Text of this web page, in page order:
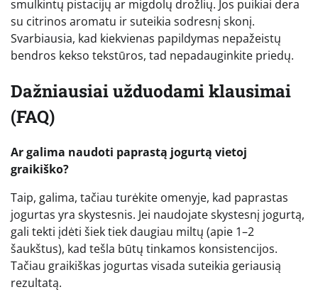
smulkintų pistacijų ar migdolų drožlių. Jos puikiai dera
su citrinos aromatu ir suteikia sodresnį skonį.
Svarbiausia, kad kiekvienas papildymas nepažeistų
bendros kekso tekstūros, tad nepadauginkite priedų.
Dažniausiai užduodami klausimai
(FAQ)
Ar galima naudoti paprastą jogurtą vietoj
graikiško?
Taip, galima, tačiau turėkite omenyje, kad paprastas
jogurtas yra skystesnis. Jei naudojate skystesnį jogurtą,
gali tekti įdėti šiek tiek daugiau miltų (apie 1–2
šaukštus), kad tešla būtų tinkamos konsistencijos.
Tačiau graikiškas jogurtas visada suteikia geriausią
rezultatą.